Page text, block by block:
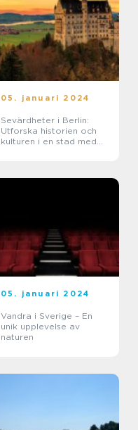
05. januari 2024
Sevärdheter i Berlin:
Utforska historien och
kulturen i en stad med
05. januari 2024
Vandra i Sverige – En
unik upplevelse av
naturen